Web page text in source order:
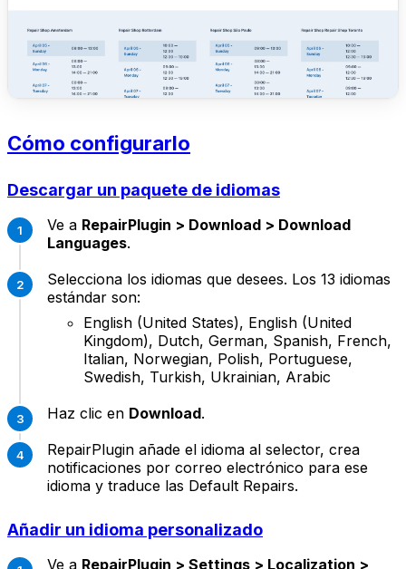
Cómo configurarlo
Descargar un paquete de idiomas
Ve a RepairPlugin > Download > Download
Languages.
Selecciona los idiomas que desees. Los 13 idiomas
estándar son:
English (United States), English (United
Kingdom), Dutch, German, Spanish, French,
Italian, Norwegian, Polish, Portuguese,
Swedish, Turkish, Ukrainian, Arabic
Haz clic en Download.
RepairPlugin añade el idioma al selector, crea
notificaciones por correo electrónico para ese
idioma y traduce las Default Repairs.
Añadir un idioma personalizado
Ve a RepairPlugin > Settings > Localization >